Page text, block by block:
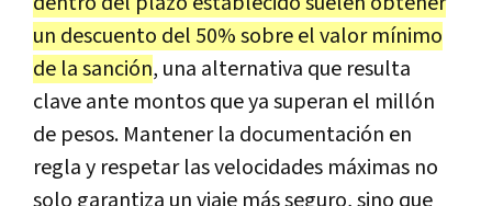
un descuento del 50% sobre el valor mínimo
de la sanción, una alternativa que resulta
clave ante montos que ya superan el millón
de pesos. Mantener la documentación en
regla y respetar las velocidades máximas no
solo garantiza un viaje más seguro, sino que